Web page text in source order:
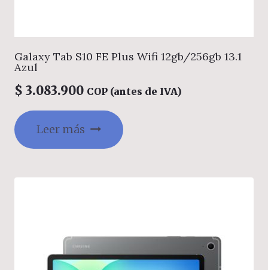
Galaxy Tab S10 FE Plus Wifi 12gb/256gb 13.1
Azul
$ 3.083.900 COP (antes de IVA)
Leer más